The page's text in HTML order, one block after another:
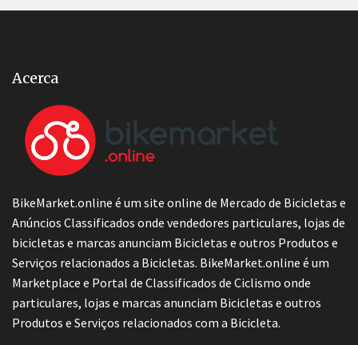
Acerca
BikeMarket.online é um site online de Mercado de Bicicletas e
Anúncios Classificados onde vendedores particulares, lojas de
bicicletas e marcas anunciam Bicicletas e outros Produtos e
Serviços relacionados a Bicicletas. BikeMarket.online é um
Marketplace e Portal de Classificados de Ciclismo onde
particulares, lojas e marcas anunciam Bicicletas e outros
Produtos e Serviços relacionados com a Bicicleta.